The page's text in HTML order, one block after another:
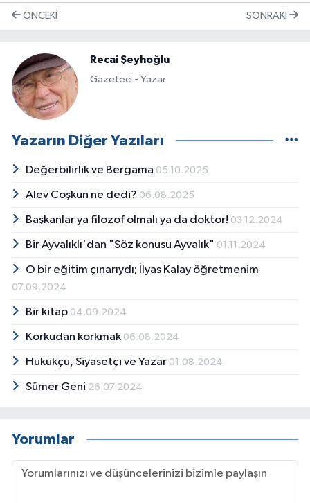
ÖNCEKI SONRAKI
Recai Şeyhoğlu
Gazeteci - Yazar
Yazarın Diğer Yazıları
Değerbilirlik ve Bergama 05.10.2025
Alev Coşkun ne dedi? 06.08.2025
Başkanlar ya filozof olmalı ya da doktor! 03.12.2024
Bir Ayvalıklı'dan "Söz konusu Ayvalık" 01.11.2024
O bir eğitim çınarıydı; İlyas Kalay öğretmenim
07.09.2024
Bir kitap 04.09.2024
Korkudan korkmak 06.08.2024
Hukukçu, Siyasetçi ve Yazar 01.08.2024
Sümer Geni 26.07.2024
Yorumlar